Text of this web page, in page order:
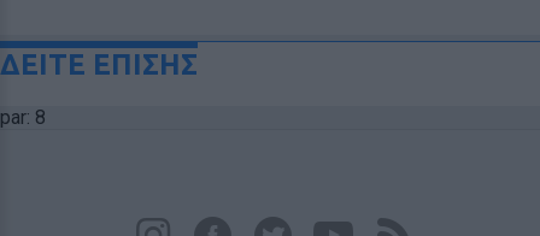
ΔΕΙΤΕ ΕΠΙΣΗΣ
par: 8